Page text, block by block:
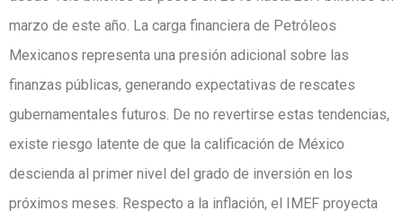
marzo de este año. La carga financiera de Petróleos
Mexicanos representa una presión adicional sobre las
finanzas públicas, generando expectativas de rescates
gubernamentales futuros. De no revertirse estas tendencias,
existe riesgo latente de que la calificación de México
descienda al primer nivel del grado de inversión en los
próximos meses. Respecto a la inflación, el IMEF proyecta